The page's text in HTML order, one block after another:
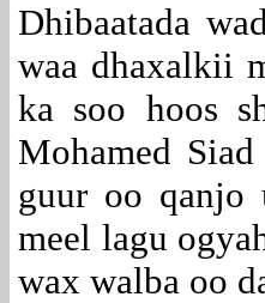
Dhibaatada
waa dhaxalkii
ka soo hoos
Mohamed
guur oo qanjo
meel lagu
wax walba oo